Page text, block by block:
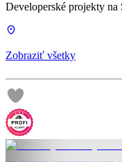
Developerské projekty na
Zobraziť všetky